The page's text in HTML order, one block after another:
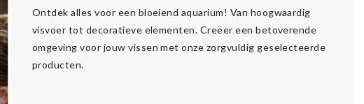
Ontdek alles voor een bloeiend aquarium! Van hoogwaardig
visvoer tot decoratieve elementen. Creëer een betoverende
omgeving voor jouw vissen met onze zorgvuldig geselecteerde
producten.